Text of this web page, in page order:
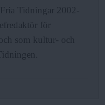
m
e
n
Tidningar 2002-
för
som kultur- och